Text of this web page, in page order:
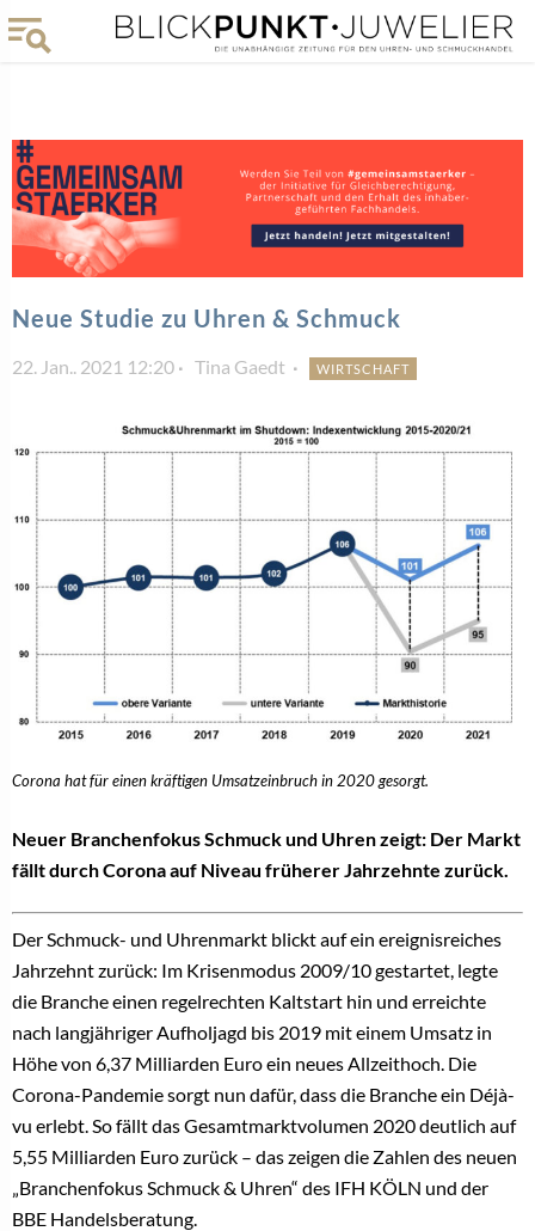
Neue Studie zu Uhren & Schmuck
22. Jan.. 2021 12:20 Tina Gaedt WIRTSCHAFT
Corona hat für einen kräftigen Umsatzeinbruch in 2020 gesorgt.
Neuer Branchenfokus Schmuck und Uhren zeigt: Der Markt
fällt durch Corona auf Niveau früherer Jahrzehnte zurück.
Der Schmuck- und Uhrenmarkt blickt auf ein ereignisreiches
Jahrzehnt zurück: Im Krisenmodus 2009/10 gestartet, legte
die Branche einen regelrechten Kaltstart hin und erreichte
nach langjähriger Aufholjagd bis 2019 mit einem Umsatz in
Höhe von 6,37 Milliarden Euro ein neues Allzeithoch. Die
Corona-Pandemie sorgt nun dafür, dass die Branche ein Déjà-
vu erlebt. So fällt das Gesamtmarktvolumen 2020 deutlich auf
5,55 Milliarden Euro zurück – das zeigen die Zahlen des neuen
„Branchenfokus Schmuck & Uhren“ des IFH KÖLN und der
BBE Handelsberatung.